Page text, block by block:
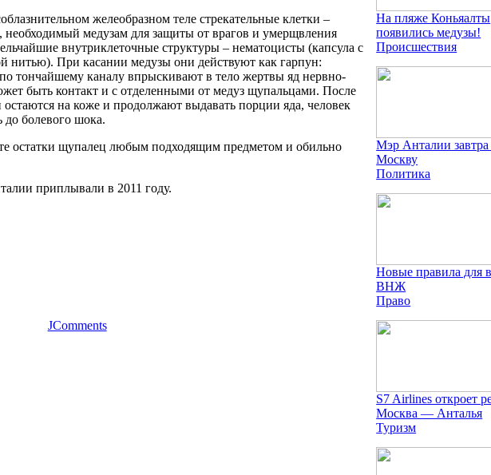
желеобразном теле стрекательные клетки –
медузам для защиты от врагов и умерщвления
внутриклеточные структуры – нематоцисты (капсула с
нитью). При касании медузы они действуют как гарпун:
тончайшему каналу впрыскивают в тело жертвы яд нервно-
быть контакт и с отделенными от медуз щупальцами. После
остаются на коже и продолжают выдавать порции яда, человек
до болевого шока.
остатки щупалец любым подходящим предметом и обильно
приплывали в 2011 году.
JComments
На пляже Коньяалты
появились медузы!
Происшествия
Мэр Анталии завтра
Москву
Политика
Новые правила для
ВНЖ
Право
S7 Airlines откроет
Москва — Анталья
Туризм